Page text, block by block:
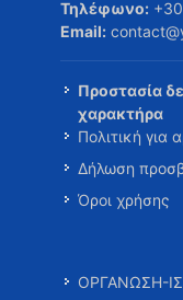
Τηλέφωνο:
Email:
Προστασία
χαρακτήρα
Πολιτική για
Δήλωση
Όροι χρήσης
ΟΡΓΑΝΩΣΗ-